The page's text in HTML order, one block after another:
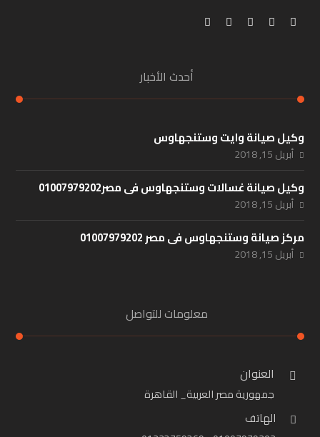
أحدث الأخبار
وكيل صيانة وايت وستنجهاوس
أبريل 15, 2018
وكيل صيانة غسالات وستنجهاوس فى مصر01007979202
أبريل 15, 2018
مركز صيانة وستنجهاوس فى مصر 01007979202
أبريل 15, 2018
معلومات للتواصل
العنوان
جمهورية مصر العربية_ القاهرة
الهاتف